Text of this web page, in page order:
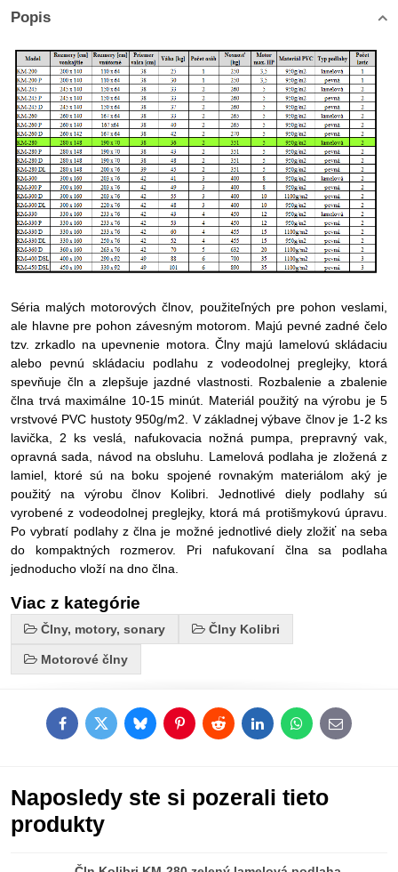
Popis
Séria malých motorových člnov, použiteľných pre pohon veslami,
ale hlavne pre pohon závesným motorom. Majú pevné zadné čelo
tzv. zrkadlo na upevnenie motora. Člny majú lamelovú skládaciu
alebo pevnú skládaciu podlahu z vodeodolnej preglejky, ktorá
spevňuje čln a zlepšuje jazdné vlastnosti. Rozbalenie a zbalenie
člna trvá maximálne 10-15 minút. Materiál použitý na výrobu je 5
vrstvové PVC hustoty 950g/m2. V základnej výbave člnov je 1-2 ks
lavička, 2 ks veslá, nafukovacia nožná pumpa, prepravný vak,
opravná sada, návod na obsluhu. Lamelová podlaha je zložená z
lamiel, ktoré sú na boku spojené rovnakým materiálom aký je
použitý na výrobu člnov Kolibri. Jednotlivé diely podlahy sú
vyrobené z vodeodolnej preglejky, ktorá má protišmykovú úpravu.
Po vybratí podlahy z člna je možné jednotlivé diely zložiť na seba
do kompaktných rozmerov. Pri nafukovaní člna sa podlaha
jednoducho vloží na dno člna.
Viac z kategórie
Člny, motory, sonary Člny Kolibri
Motorové člny
FacebookTwitterBlueskyPinterestRedditLinkedInWhatsApp
E-
mail
Naposledy ste si pozerali tieto
produkty